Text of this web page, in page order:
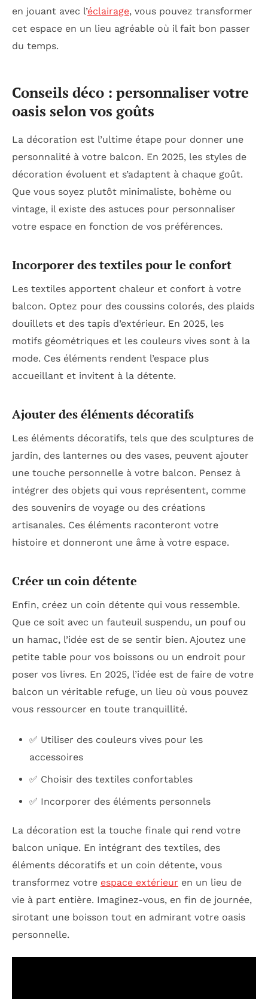
en jouant avec l’éclairage, vous pouvez transformer
cet espace en un lieu agréable où il fait bon passer
du temps.
Conseils déco : personnaliser votre
oasis selon vos goûts
La décoration est l’ultime étape pour donner une
personnalité à votre balcon. En 2025, les styles de
décoration évoluent et s’adaptent à chaque goût.
Que vous soyez plutôt minimaliste, bohème ou
vintage, il existe des astuces pour personnaliser
votre espace en fonction de vos préférences.
Incorporer des textiles pour le confort
Les textiles apportent chaleur et confort à votre
balcon. Optez pour des coussins colorés, des plaids
douillets et des tapis d’extérieur. En 2025, les
motifs géométriques et les couleurs vives sont à la
mode. Ces éléments rendent l’espace plus
accueillant et invitent à la détente.
Ajouter des éléments décoratifs
Les éléments décoratifs, tels que des sculptures de
jardin, des lanternes ou des vases, peuvent ajouter
une touche personnelle à votre balcon. Pensez à
intégrer des objets qui vous représentent, comme
des souvenirs de voyage ou des créations
artisanales. Ces éléments raconteront votre
histoire et donneront une âme à votre espace.
Créer un coin détente
Enfin, créez un coin détente qui vous ressemble.
Que ce soit avec un fauteuil suspendu, un pouf ou
un hamac, l’idée est de se sentir bien. Ajoutez une
petite table pour vos boissons ou un endroit pour
poser vos livres. En 2025, l’idée est de faire de votre
balcon un véritable refuge, un lieu où vous pouvez
vous ressourcer en toute tranquillité.
✅ Utiliser des couleurs vives pour les
accessoires
✅ Choisir des textiles confortables
✅ Incorporer des éléments personnels
La décoration est la touche finale qui rend votre
balcon unique. En intégrant des textiles, des
éléments décoratifs et un coin détente, vous
transformez votre espace extérieur en un lieu de
vie à part entière. Imaginez-vous, en fin de journée,
sirotant une boisson tout en admirant votre oasis
personnelle.